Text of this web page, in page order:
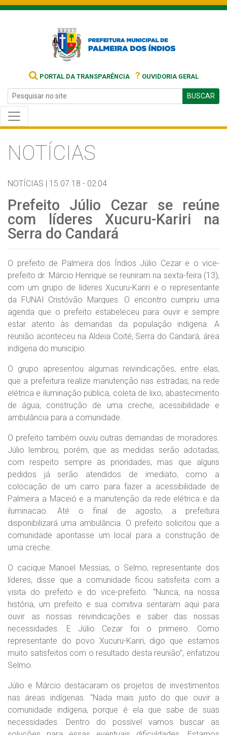
PORTAL DA TRANSPARÊNCIA ? OUVIDORIA GERAL
BUSCAR
NOTÍCIAS
NOTÍCIAS | 15.07.18 - 02:04
Prefeito Júlio Cezar se reúne
com líderes Xucuru-Kariri na
Serra do Candará
O prefeito de Palmeira dos Índios Júlio Cezar e o vice-
prefeito dr. Márcio Henrique se reuniram na sexta-feira (13),
com um grupo de líderes Xucuru-Kariri e o representante
da FUNAI Cristóvão Marques. O encontro cumpriu uma
agenda que o prefeito estabeleceu para ouvir e sempre
estar atento às demandas da população indígena. A
reunião aconteceu na Aldeia Coité, Serra do Candará, área
indígena do município.
O grupo apresentou algumas reivindicações, entre elas,
que a prefeitura realize manutenção nas estradas, na rede
elétrica e iluminação pública, coleta de lixo, abastecimento
de água, construção de uma creche, acessibilidade e
ambulância para a comunidade.
O prefeito também ouviu outras demandas de moradores.
Júlio lembrou, porém, que as medidas serão adotadas,
com respeito sempre às prioridades, mas que alguns
pedidos já serão atendidos de imediato, como a
colocação de um carro para fazer a acessibilidade de
Palmeira a Maceió e a manutenção da rede elétrica e da
iluminacao. Até o final de agosto, a prefeitura
disponibilizará uma ambulância. O prefeito solicitou que a
comunidade apontasse um local para a construção de
uma creche.
O cacique Manoel Messias, o Selmo, representante dos
líderes, disse que a comunidade ficou satisfeita com a
visita do prefeito e do vice-prefeito. “Nunca, na nossa
história, um prefeito e sua comitiva sentaram aqui para
ouvir as nossas reivindicações e saber das nossas
necessidades. E Júlio Cezar foi o primeiro. Como
representante do povo Xucuru-Kariri, digo que estamos
muito satisfeitos com o resultado desta reunião”, enfatizou
Selmo.
Júlio e Márcio destacaram os projetos de investimentos
nas áreas indígenas. “Nada mais justo do que ouvir a
comunidade indígena, porque é ela que sabe de suas
necessidades. Dentro do possível vamos buscar as